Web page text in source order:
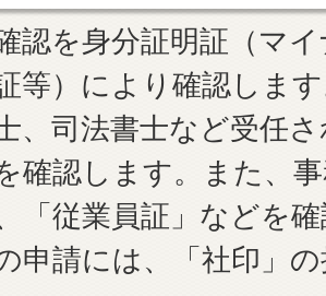
認を身分証明証（マ
等）により確認しま
、司法書士など受任
確認します。また、
「従業員証」などを
申請には、「社印」